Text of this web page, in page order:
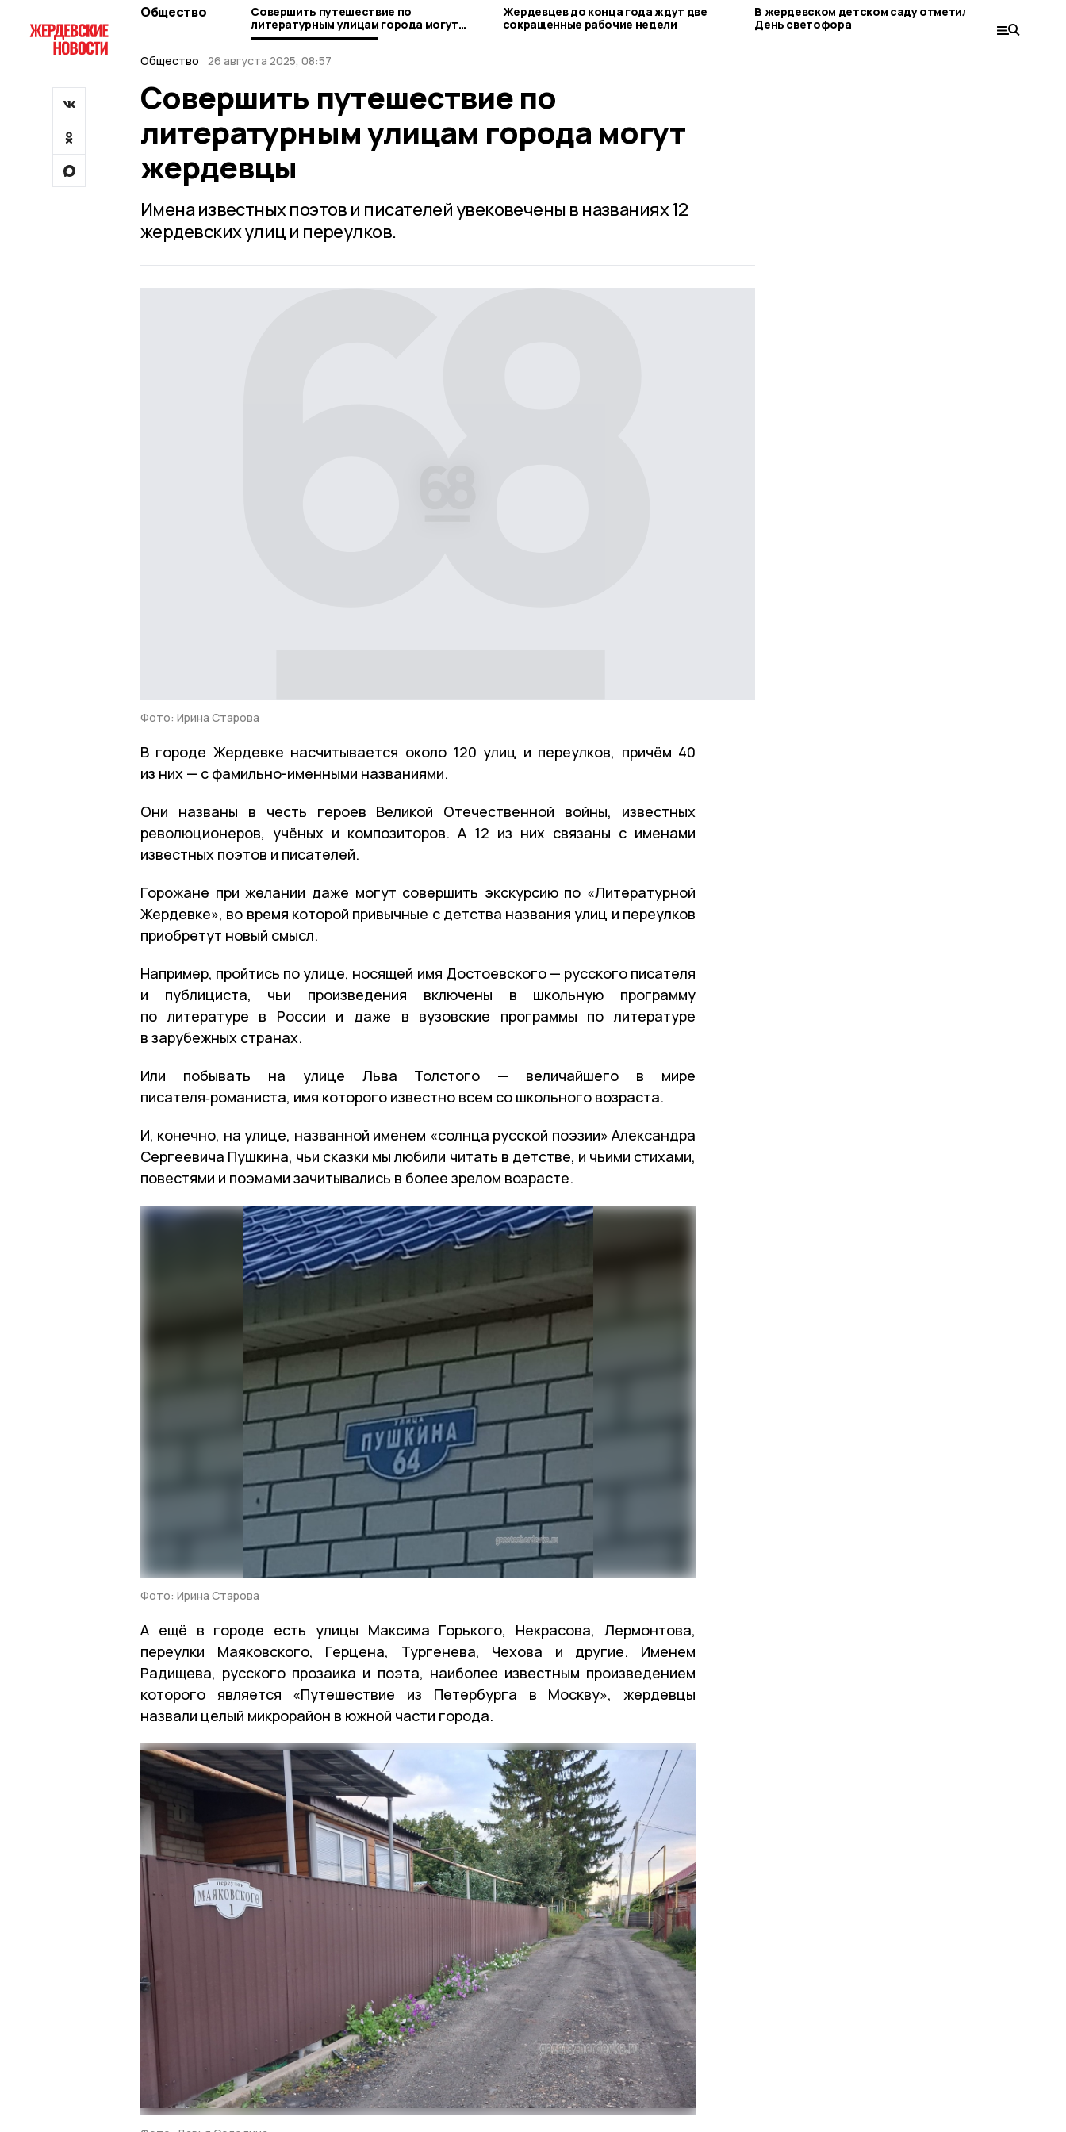
Общество
Совершить путешествие по
литературным улицам города могут
жердевцы
Жердевцев до конца года ждут две
сокращенные рабочие недели
В жердевском детском саду отметили
День светофора
боевых
бизнес
Общество
26 августа 2025, 08:57
Совершить путешествие по
литературным улицам города могут
жердевцы
Имена известных поэтов и писателей увековечены в названиях 12
жердевских улиц и переулков.
Фото: Ирина Старова
В городе Жердевке насчитывается около 120 улиц и переулков, причём 40
из них — с фамильно-именными названиями.
Они названы в честь героев Великой Отечественной войны, известных
революционеров, учёных и композиторов. А 12 из них связаны с именами
известных поэтов и писателей.
Горожане при желании даже могут совершить экскурсию по «Литературной
Жердевке», во время которой привычные с детства названия улиц и переулков
приобретут новый смысл.
Например, пройтись по улице, носящей имя Достоевского — русского писателя
и публициста, чьи произведения включены в школьную программу
по литературе в России и даже в вузовские программы по литературе
в зарубежных странах.
Или побывать на улице Льва Толстого — величайшего в мире
писателя‑романиста, имя которого известно всем со школьного возраста.
И, конечно, на улице, названной именем «солнца русской поэзии» Александра
Сергеевича Пушкина, чьи сказки мы любили читать в детстве, и чьими стихами,
повестями и поэмами зачитывались в более зрелом возрасте.
Фото: Ирина Старова
А ещё в городе есть улицы Максима Горького, Некрасова, Лермонтова,
переулки Маяковского, Герцена, Тургенева, Чехова и другие. Именем
Радищева, русского прозаика и поэта, наиболее известным произведением
которого является «Путешествие из Петербурга в Москву», жердевцы
назвали целый микрорайон в южной части города.